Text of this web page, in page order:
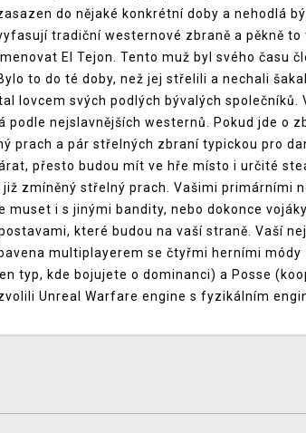
do nějaké konkrétní doby a nehodlá
tradiční westernové zbraně a pěkně
El Tejon. Tento muž byl svého času
to do té doby, než jej střelili a nechali
lovcem svých podlých bývalých
podle nejslavnějších westernů. Pokud jde o
prach a pár střelných zbraní typickou pro
přesto budou mít ve hře místo i určité
zmíněný střelný prach. Vašimi primárními
muset i s jinými bandity, nebo dokonce
které budou na vaší straně. Vaší
multiplayerem se čtyřmi herními
typ, kde bojujete o dominanci) a Posse
Unreal Warfare engine s fyzikálním